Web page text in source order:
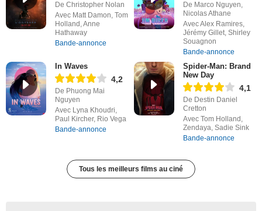
De Christopher Nolan
Avec Matt Damon, Tom
Holland, Anne
Hathaway
Bande-annonce
De Marco Nguyen,
Nicolas Athane
Avec Alex Ramires,
Jérémy Gillet, Shirley
Souagnon
Bande-annonce
In Waves
4,2
De Phuong Mai
Nguyen
Avec Lyna Khoudri,
Paul Kircher, Rio Vega
Bande-annonce
Spider-Man: Brand
New Day
4,1
De Destin Daniel
Cretton
Avec Tom Holland,
Zendaya, Sadie Sink
Bande-annonce
Tous les meilleurs films au ciné